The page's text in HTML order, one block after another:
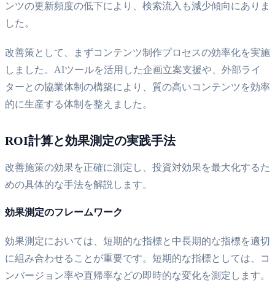
ンツの更新頻度の低下により、検索流入も減少傾向にありま
した。
改善策として、まずコンテンツ制作プロセスの効率化を実施
しました。AIツールを活用した企画立案支援や、外部ライ
ターとの協業体制の構築により、質の高いコンテンツを効率
的に生産する体制を整えました。
ROI計算と効果測定の実践手法
改善施策の効果を正確に測定し、投資対効果を最大化するた
めの具体的な手法を解説します。
効果測定のフレームワーク
効果測定においては、短期的な指標と中長期的な指標を適切
に組み合わせることが重要です。短期的な指標としては、コ
ンバージョン率や直帰率などの即時的な変化を測定します。